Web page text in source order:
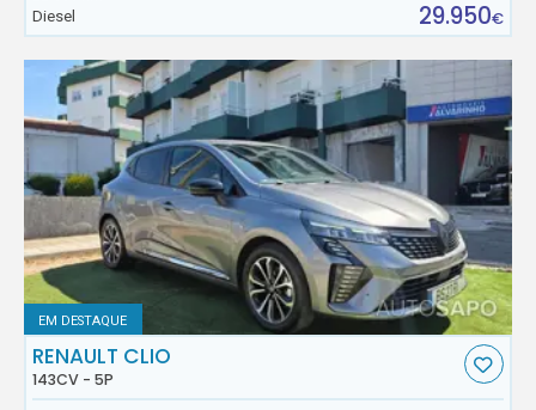
Diesel
29.950€
EM DESTAQUE
RENAULT CLIO
143CV - 5P